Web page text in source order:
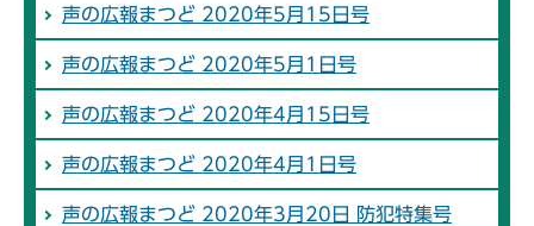
声の広報まつど 2020年5月15日号
声の広報まつど 2020年5月1日号
声の広報まつど 2020年4月15日号
声の広報まつど 2020年4月1日号
声の広報まつど 2020年3月20日 防犯特集号